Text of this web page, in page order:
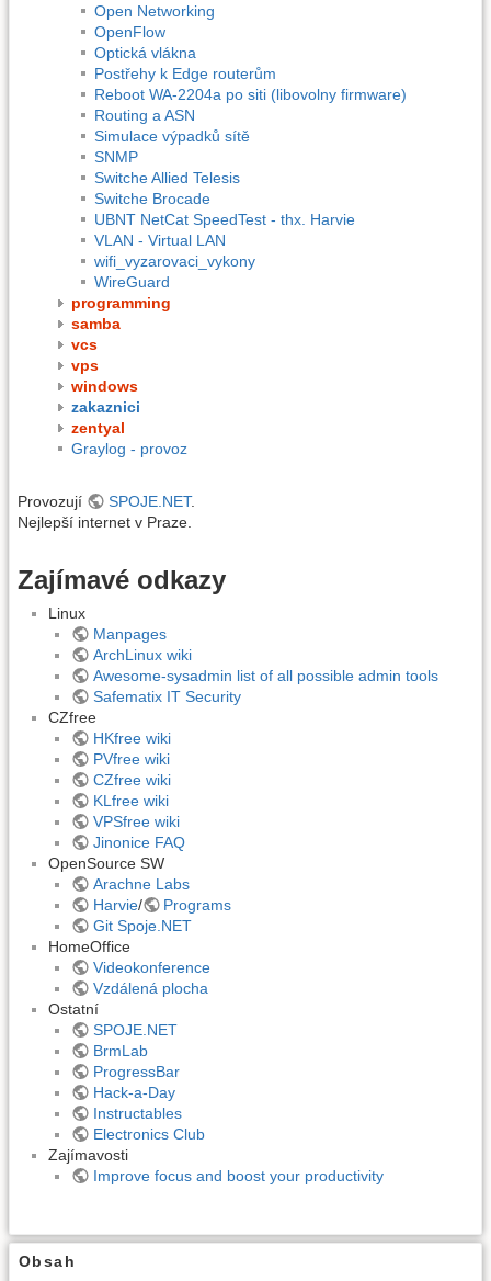
Open Networking
OpenFlow
Optická vlákna
Postřehy k Edge routerům
Reboot WA-2204a po siti (libovolny firmware)
Routing a ASN
Simulace výpadků sítě
SNMP
Switche Allied Telesis
Switche Brocade
UBNT NetCat SpeedTest - thx. Harvie
VLAN - Virtual LAN
wifi_vyzarovaci_vykony
WireGuard
programming
samba
vcs
vps
windows
zakaznici
zentyal
Graylog - provoz
Provozují SPOJE.NET.
Nejlepší internet v Praze.
Zajímavé odkazy
Linux
Manpages
ArchLinux wiki
Awesome-sysadmin list of all possible admin tools
Safematix IT Security
CZfree
HKfree wiki
PVfree wiki
CZfree wiki
KLfree wiki
VPSfree wiki
Jinonice FAQ
OpenSource SW
Arachne Labs
Harvie/
Programs
Git Spoje.NET
HomeOffice
Videokonference
Vzdálená plocha
Ostatní
SPOJE.NET
BrmLab
ProgressBar
Hack-a-Day
Instructables
Electronics Club
Zajímavosti
Improve focus and boost your productivity
Obsah